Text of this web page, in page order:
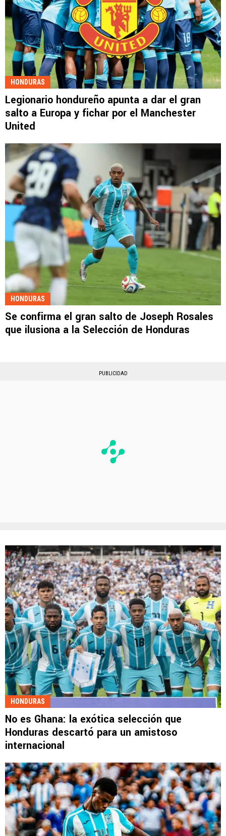
HONDURAS
Legionario hondureño apunta a dar el gran
salto a Europa y fichar por el Manchester
United
HONDURAS
Se confirma el gran salto de Joseph Rosales
que ilusiona a la Selección de Honduras
PUBLICIDAD
HONDURAS
No es Ghana: la exótica selección que
Honduras descartó para un amistoso
internacional